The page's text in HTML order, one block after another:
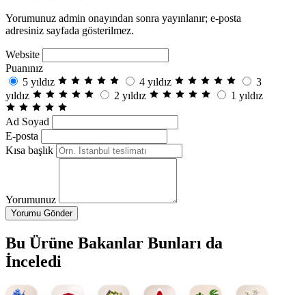
Yorumunuz admin onayından sonra yayınlanır; e-posta
adresiniz sayfada gösterilmez.
Website
Puanınız
5 yıldız
4 yıldız
3
yıldız
2 yıldız 1 yıldız
Ad Soyad
E-posta
Kısa başlık
Yorumunuz
Yorumu Gönder
Bu Ürüne Bakanlar Bunları da
İnceledi